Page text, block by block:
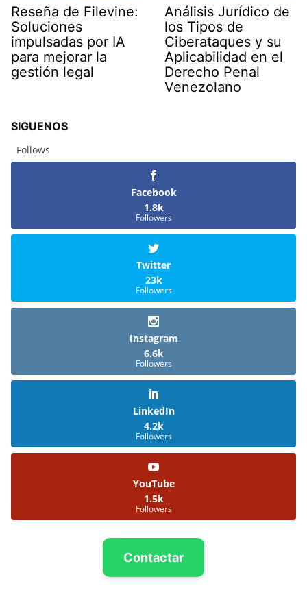
Reseña de Filevine:
Soluciones
impulsadas por IA
para mejorar la
gestión legal
Análisis Jurídico de
los Tipos de
Ciberataques y su
Aplicabilidad en el
Derecho Penal
Venezolano
SIGUENOS
Follows
Facebook
1.8k
Followers
Twitter
23k
Followers
Instagram
6.6k
Followers
LinkedIn
4.2k
Followers
YouTube
1.5k
Followers
Contactar